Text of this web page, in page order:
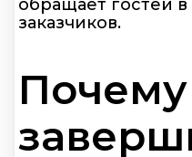
обращает гостей
заказчиков.